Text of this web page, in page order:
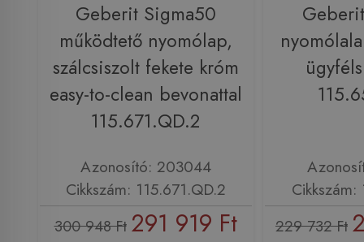
Geberit Sigma50
működtető nyomólap,
szálcsiszolt fekete króm
easy-to-clean bevonattal
115.671.QD.2
Azonosító: 203044
Cikkszám: 115.671.QD.2
300 948 Ft 291 919 Ft 229 732 Ft